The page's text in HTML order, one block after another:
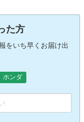
た方
をいち早くお届け出
ホンダ